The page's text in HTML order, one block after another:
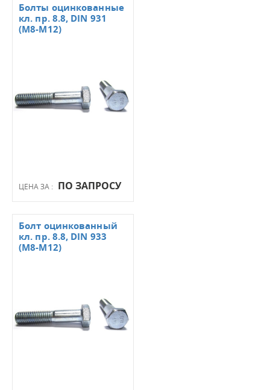
ЦЕНА ЗА : ПО ЗАПРОСУ
Болты оцинкованные
кл. пр. 8.8, DIN 931
(М8-М12)
Болт оцинкованный
кл. пр. 8.8, DIN 933
(М8-М12)